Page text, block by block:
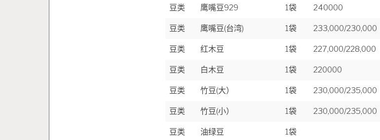
豆类 鹰嘴豆929 1袋 240000
豆类 鹰嘴豆(台湾) 1袋 233,000/230,000
豆类 红木豆 1袋 227,000/228,000
豆类 白木豆 1袋 220000
豆类 竹豆(大） 1袋 230,000/235,000
豆类 竹豆(小） 1袋 230,000/235,000
豆类 油绿豆 1袋